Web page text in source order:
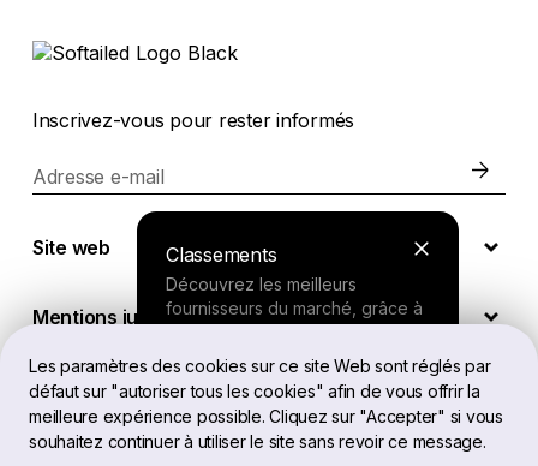
Les paramètres des cookies sur ce site Web sont réglés par
défaut sur "autoriser tous les cookies" afin de vous offrir la
meilleure expérience possible. Cliquez sur "Accepter" si vous
souhaitez continuer à utiliser le site sans revoir ce message.
Classements
Découvrez les meilleurs
fournisseurs du marché, grâce à
Outil de recherche
Répondez à quelques questions
Inscrivez-vous pour rester informés
Adresse e-mail
Site web
Mentions juridiques
FR